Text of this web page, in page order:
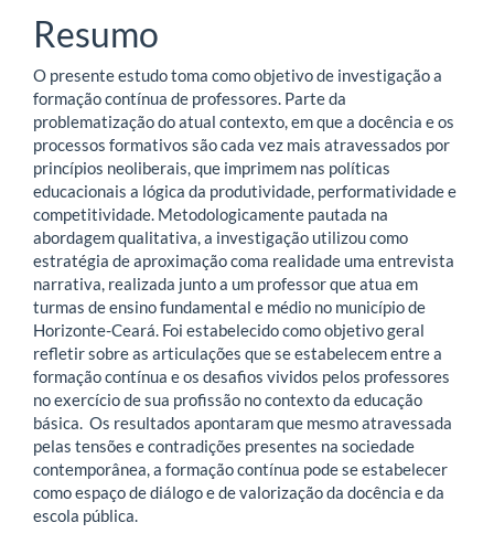
Resumo
O presente estudo toma como objetivo de investigação a
formação contínua de professores. Parte da
problematização do atual contexto, em que a docência e os
processos formativos são cada vez mais atravessados por
princípios neoliberais, que imprimem nas políticas
educacionais a lógica da produtividade, performatividade e
competitividade. Metodologicamente pautada na
abordagem qualitativa, a investigação utilizou como
estratégia de aproximação coma realidade uma entrevista
narrativa, realizada junto a um professor que atua em
turmas de ensino fundamental e médio no município de
Horizonte-Ceará. Foi estabelecido como objetivo geral
refletir sobre as articulações que se estabelecem entre a
formação contínua e os desafios vividos pelos professores
no exercício de sua profissão no contexto da educação
básica. Os resultados apontaram que mesmo atravessada
pelas tensões e contradições presentes na sociedade
contemporânea, a formação contínua pode se estabelecer
como espaço de diálogo e de valorização da docência e da
escola pública.